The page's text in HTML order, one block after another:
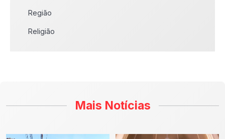
Região
Religião
Mais Notícias